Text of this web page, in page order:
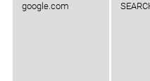
google.com